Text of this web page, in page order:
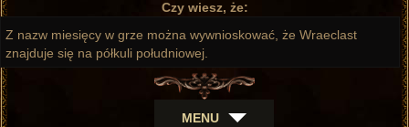
Czy wiesz, że:
Z nazw miesięcy w grze można wywnioskować, że Wraeclast
znajduje się na półkuli południowej.
MENU